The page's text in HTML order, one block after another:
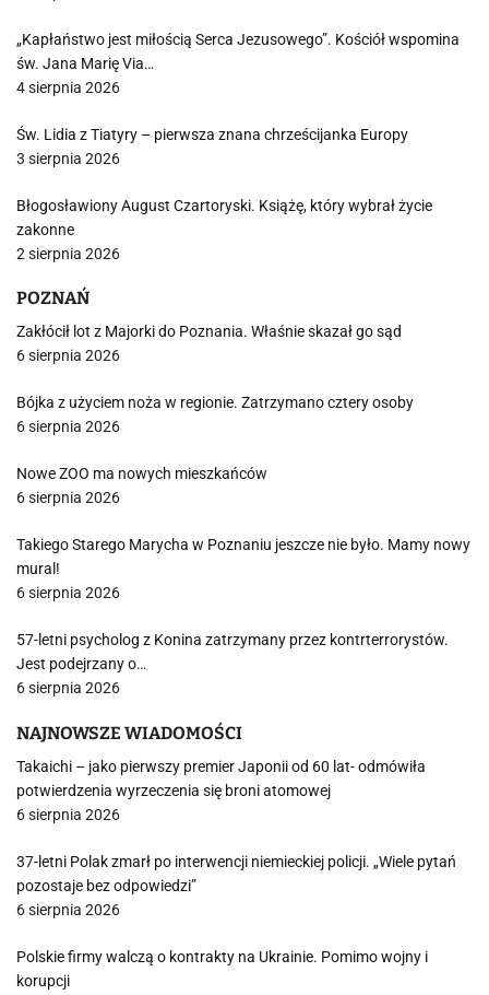
„Kapłaństwo jest miłością Serca Jezusowego”. Kościół wspomina
św. Jana Marię Via…
4 sierpnia 2026
Św. Lidia z Tiatyry – pierwsza znana chrześcijanka Europy
3 sierpnia 2026
Błogosławiony August Czartoryski. Książę, który wybrał życie
zakonne
2 sierpnia 2026
POZNAŃ
Zakłócił lot z Majorki do Poznania. Właśnie skazał go sąd
6 sierpnia 2026
Bójka z użyciem noża w regionie. Zatrzymano cztery osoby
6 sierpnia 2026
Nowe ZOO ma nowych mieszkańców
6 sierpnia 2026
Takiego Starego Marycha w Poznaniu jeszcze nie było. Mamy nowy
mural!
6 sierpnia 2026
57-letni psycholog z Konina zatrzymany przez kontrterrorystów.
Jest podejrzany o…
6 sierpnia 2026
NAJNOWSZE WIADOMOŚCI
Takaichi – jako pierwszy premier Japonii od 60 lat- odmówiła
potwierdzenia wyrzeczenia się broni atomowej
6 sierpnia 2026
37-letni Polak zmarł po interwencji niemieckiej policji. „Wiele pytań
pozostaje bez odpowiedzi”
6 sierpnia 2026
Polskie firmy walczą o kontrakty na Ukrainie. Pomimo wojny i
korupcji